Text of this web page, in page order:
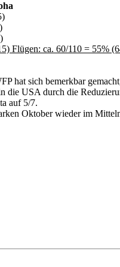
Flügen: ca. 60/110 = 55%
hat sich bemerkbar
die USA durch die
auf 5/7.
Oktober wieder im